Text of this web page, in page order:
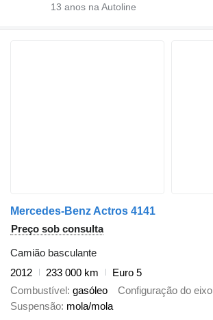
13 anos na Autoline
Mercedes-Benz Actros 4141
Preço sob consulta
Camião basculante
2012
233 000 km
Euro 5
Combustível gasóleo Configuração do eixo
Suspensão mola/mola